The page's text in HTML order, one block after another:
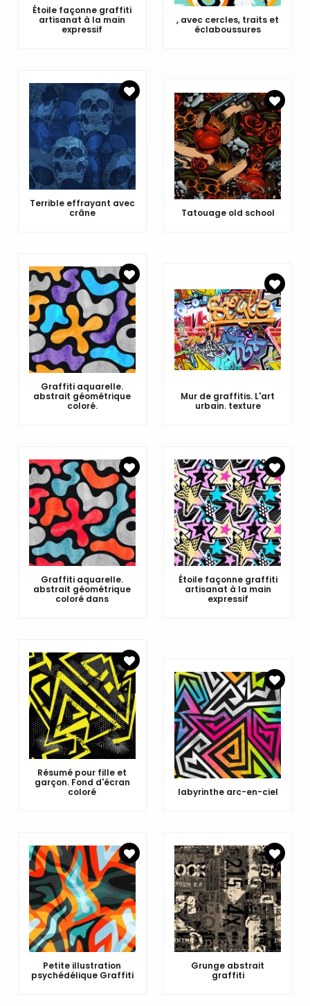
Étoile façonne graffiti
artisanat à la main
expressif
, avec cercles, traits et
éclaboussures
Terrible effrayant avec
crâne
Tatouage old school
Graffiti aquarelle.
abstrait géométrique
coloré.
Mur de graffitis. L'art
urbain. texture
Graffiti aquarelle.
abstrait géométrique
coloré dans
Étoile façonne graffiti
artisanat à la main
expressif
Résumé pour fille et
garçon. Fond d'écran
coloré
labyrinthe arc-en-ciel
Petite illustration
psychédélique Graffiti
Grunge abstrait
graffiti